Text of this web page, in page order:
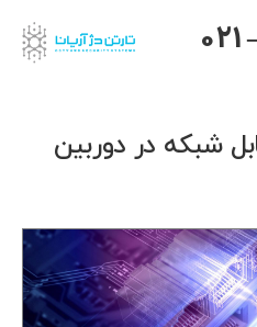
021
شبکه در دوربین